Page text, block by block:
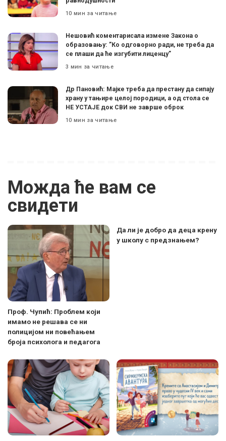
10 мин за читање
Нешовић коментарисала измене Закона о
образовању: ”Ко одговорно ради, не треба да
се плаши да ће изгубити лиценцу”
3 мин за читање
Др Пановић: Мајке треба да престану да сипају
храну у тањире целој породици, а од стола се
НЕ УСТАЈЕ док СВИ не заврше оброк
10 мин за читање
Можда ће вам се
свидети
Проф. Чупић: Проблем који
имамо не решава се ни
полицијом ни повећањем
броја психолога и педагога
Да ли је добро да деца крену
у школу с предзнањем?